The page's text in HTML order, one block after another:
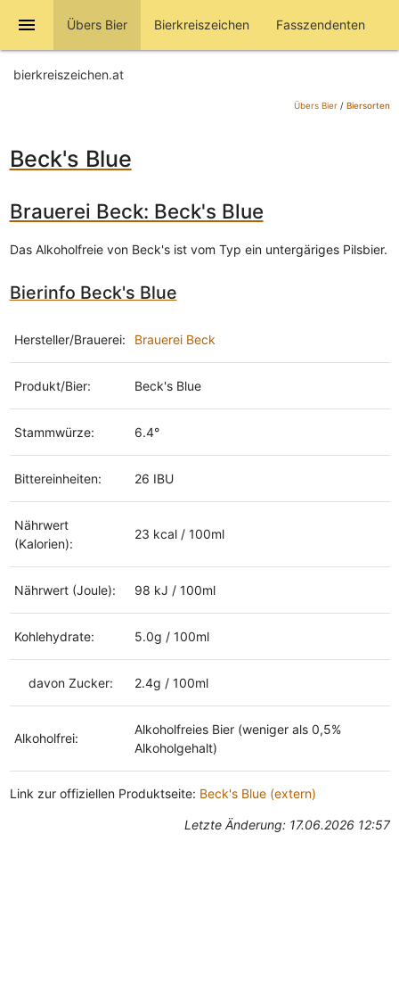
menu Übers Bier Bierkreiszeichen Fasszendenten
bierkreiszeichen.at
Übers Bier/ Biersorten
Beck's Blue
Brauerei Beck: Beck's Blue
Das Alkoholfreie von Beck's ist vom Typ ein untergäriges Pilsbier.
Bierinfo Beck's Blue
Hersteller/Brauerei: Brauerei Beck
Produkt/Bier: Beck's Blue
Stammwürze: 6.4°
Bittereinheiten: 26 IBU
Nährwert
(Kalorien):
23 kcal / 100ml
Nährwert (Joule): 98 kJ / 100ml
Kohlehydrate: 5.0g / 100ml
davon Zucker: 2.4g / 100ml
Alkoholfrei:
Alkoholfreies Bier (weniger als 0,5%
Alkoholgehalt)
Link zur offiziellen Produktseite: Beck's Blue (extern)
Letzte Änderung: 17.06.2026 12:57